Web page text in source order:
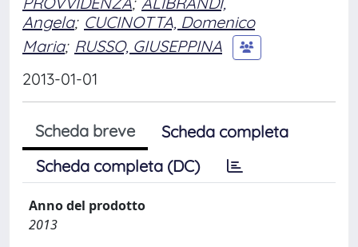
Angela; CUCINOTTA, Domenico
Maria; RUSSO, GIUSEPPINA
2013-01-01
Scheda breve
Scheda completa
Scheda completa (DC)
Anno del prodotto
2013